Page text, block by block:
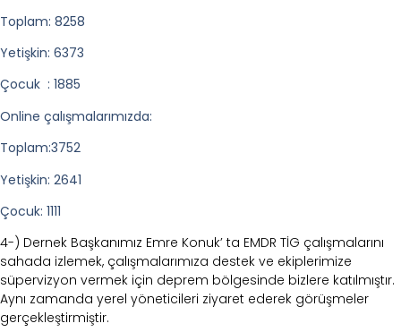
Toplam: 8258
Yetişkin: 6373
Çocuk : 1885
Online çalışmalarımızda:
Toplam:3752
Yetişkin: 2641
Çocuk: 1111
4-) Dernek Başkanımız Emre Konuk’ ta EMDR TİG çalışmalarını
sahada izlemek, çalışmalarımıza destek ve ekiplerimize
süpervizyon vermek için deprem bölgesinde bizlere katılmıştır.
Aynı zamanda yerel yöneticileri ziyaret ederek görüşmeler
gerçekleştirmiştir.